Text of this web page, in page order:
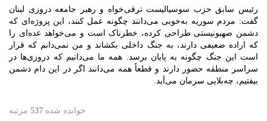
رئیس سابق حزب سوسیالیست ترقی‌خواه و رهبر جامعه دروزی لبنان
گفت: مردم سوریه به‌خوبی می‌دانند چگونه عمل کنند، این پروژه‌ای که
دشمن صهیونیستی طراحی کرده، خطرناک است و می‌خواهد عده‌ای را
که اراده ضعیفی دارند، به جنگ داخلی بکشاند و من نمی‌دانم که قرار
است این جنگ چگونه به پایان برسد. همه ما می‌دانیم که دروزی‌ها در
سراسر منطقه حضور دارند و قطعاً همه می‌دانند اگر در این دام دشمن
بیفتیم، چه‌بلایی سرمان می‌آید.
خوانده شده 537 مرتبه